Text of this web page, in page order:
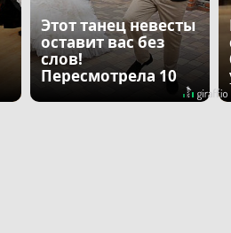
Этот танец невесты
оставит вас без
слов!
Пересмотрела 10